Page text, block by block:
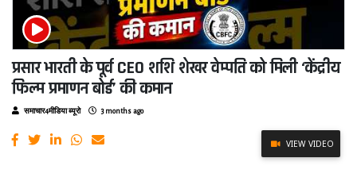
प्रसार भारती के पूर्व CEO शशि शेखर वेम्पति को मिली ‘केंद्रीय
फिल्म प्रमाणन बोर्ड’ की कमान
समाचार4मीडिया ब्यूरो 3 months ago
VIEW VIDEO